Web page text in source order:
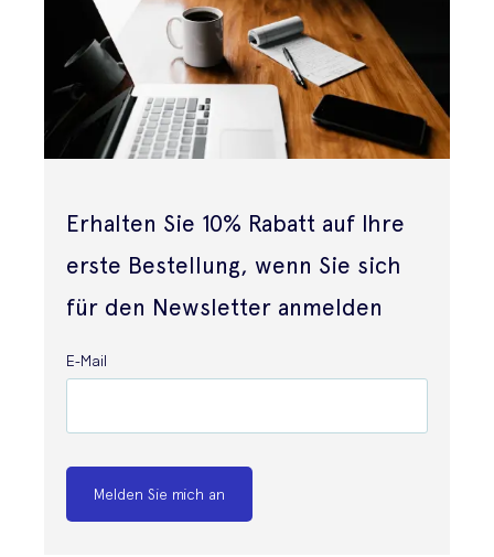
Erhalten Sie 10% Rabatt auf Ihre
erste Bestellung, wenn Sie sich
für den Newsletter anmelden
E-Mail
Melden Sie mich an